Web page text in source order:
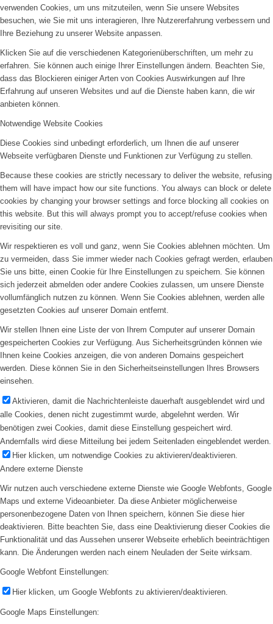
verwenden Cookies, um uns mitzuteilen, wenn Sie unsere Websites
besuchen, wie Sie mit uns interagieren, Ihre Nutzererfahrung verbessern und
Ihre Beziehung zu unserer Website anpassen.
Klicken Sie auf die verschiedenen Kategorienüberschriften, um mehr zu
erfahren. Sie können auch einige Ihrer Einstellungen ändern. Beachten Sie,
dass das Blockieren einiger Arten von Cookies Auswirkungen auf Ihre
Erfahrung auf unseren Websites und auf die Dienste haben kann, die wir
anbieten können.
Notwendige Website Cookies
Diese Cookies sind unbedingt erforderlich, um Ihnen die auf unserer
Webseite verfügbaren Dienste und Funktionen zur Verfügung zu stellen.
Because these cookies are strictly necessary to deliver the website, refusing
them will have impact how our site functions. You always can block or delete
cookies by changing your browser settings and force blocking all cookies on
this website. But this will always prompt you to accept/refuse cookies when
revisiting our site.
Wir respektieren es voll und ganz, wenn Sie Cookies ablehnen möchten. Um
zu vermeiden, dass Sie immer wieder nach Cookies gefragt werden, erlauben
Sie uns bitte, einen Cookie für Ihre Einstellungen zu speichern. Sie können
sich jederzeit abmelden oder andere Cookies zulassen, um unsere Dienste
vollumfänglich nutzen zu können. Wenn Sie Cookies ablehnen, werden alle
gesetzten Cookies auf unserer Domain entfernt.
Wir stellen Ihnen eine Liste der von Ihrem Computer auf unserer Domain
gespeicherten Cookies zur Verfügung. Aus Sicherheitsgründen können wie
Ihnen keine Cookies anzeigen, die von anderen Domains gespeichert
werden. Diese können Sie in den Sicherheitseinstellungen Ihres Browsers
einsehen.
Aktivieren, damit die Nachrichtenleiste dauerhaft ausgeblendet wird und
alle Cookies, denen nicht zugestimmt wurde, abgelehnt werden. Wir
benötigen zwei Cookies, damit diese Einstellung gespeichert wird.
Andernfalls wird diese Mitteilung bei jedem Seitenladen eingeblendet werden.
Hier klicken, um notwendige Cookies zu aktivieren/deaktivieren.
Andere externe Dienste
Wir nutzen auch verschiedene externe Dienste wie Google Webfonts, Google
Maps und externe Videoanbieter. Da diese Anbieter möglicherweise
personenbezogene Daten von Ihnen speichern, können Sie diese hier
deaktivieren. Bitte beachten Sie, dass eine Deaktivierung dieser Cookies die
Funktionalität und das Aussehen unserer Webseite erheblich beeinträchtigen
kann. Die Änderungen werden nach einem Neuladen der Seite wirksam.
Google Webfont Einstellungen:
Hier klicken, um Google Webfonts zu aktivieren/deaktivieren.
Google Maps Einstellungen: